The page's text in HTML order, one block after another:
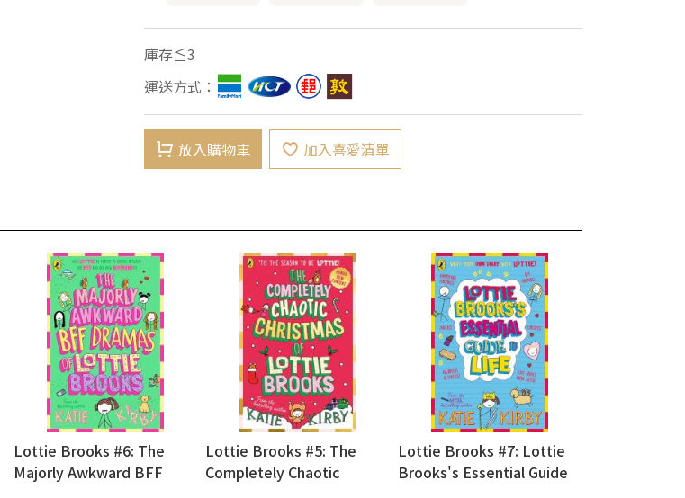
庫存≦3
運送方式：
放入購物車 加入喜愛清單
Lottie Brooks #6: The
Majorly Awkward BFF
Lottie Brooks #5: The
Completely Chaotic
Lottie Brooks #7: Lottie
Brooks's Essential Guide